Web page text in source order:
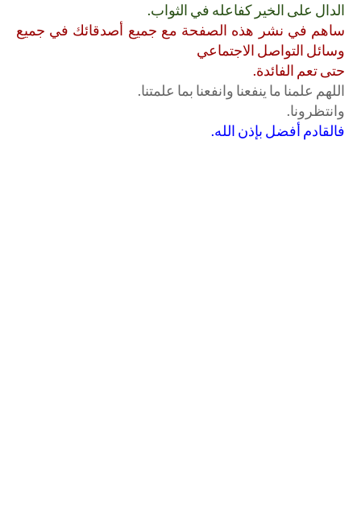
الدال على الخير كفاعله في الثواب.
ساهم في نشر هذه الصفحة مع جميع أصدقائك في جميع
وسائل التواصل الاجتماعي
حتى تعم الفائدة.
اللهم علمنا ما ينفعنا وانفعنا بما علمتنا.
وانتظرونا.
فالقادم أفضل بإذن الله.